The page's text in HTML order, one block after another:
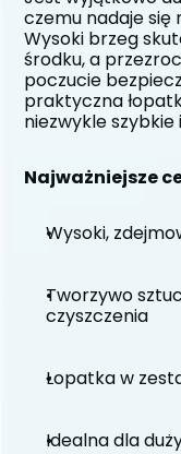
czemu nadaje się
Wysoki brzeg
środku, a
poczucie
praktyczna
niezwykle szybkie
Najważniejsze
Wysoki,
Tworzywo
czyszczenia
Łopatka w
Idealna dla